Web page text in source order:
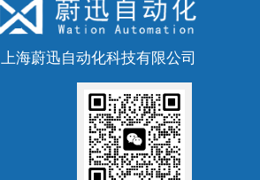
上海蔚迅自动化科技有限公司